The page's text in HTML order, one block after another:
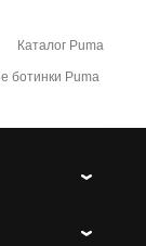
Каталог Puma
ботинки Puma